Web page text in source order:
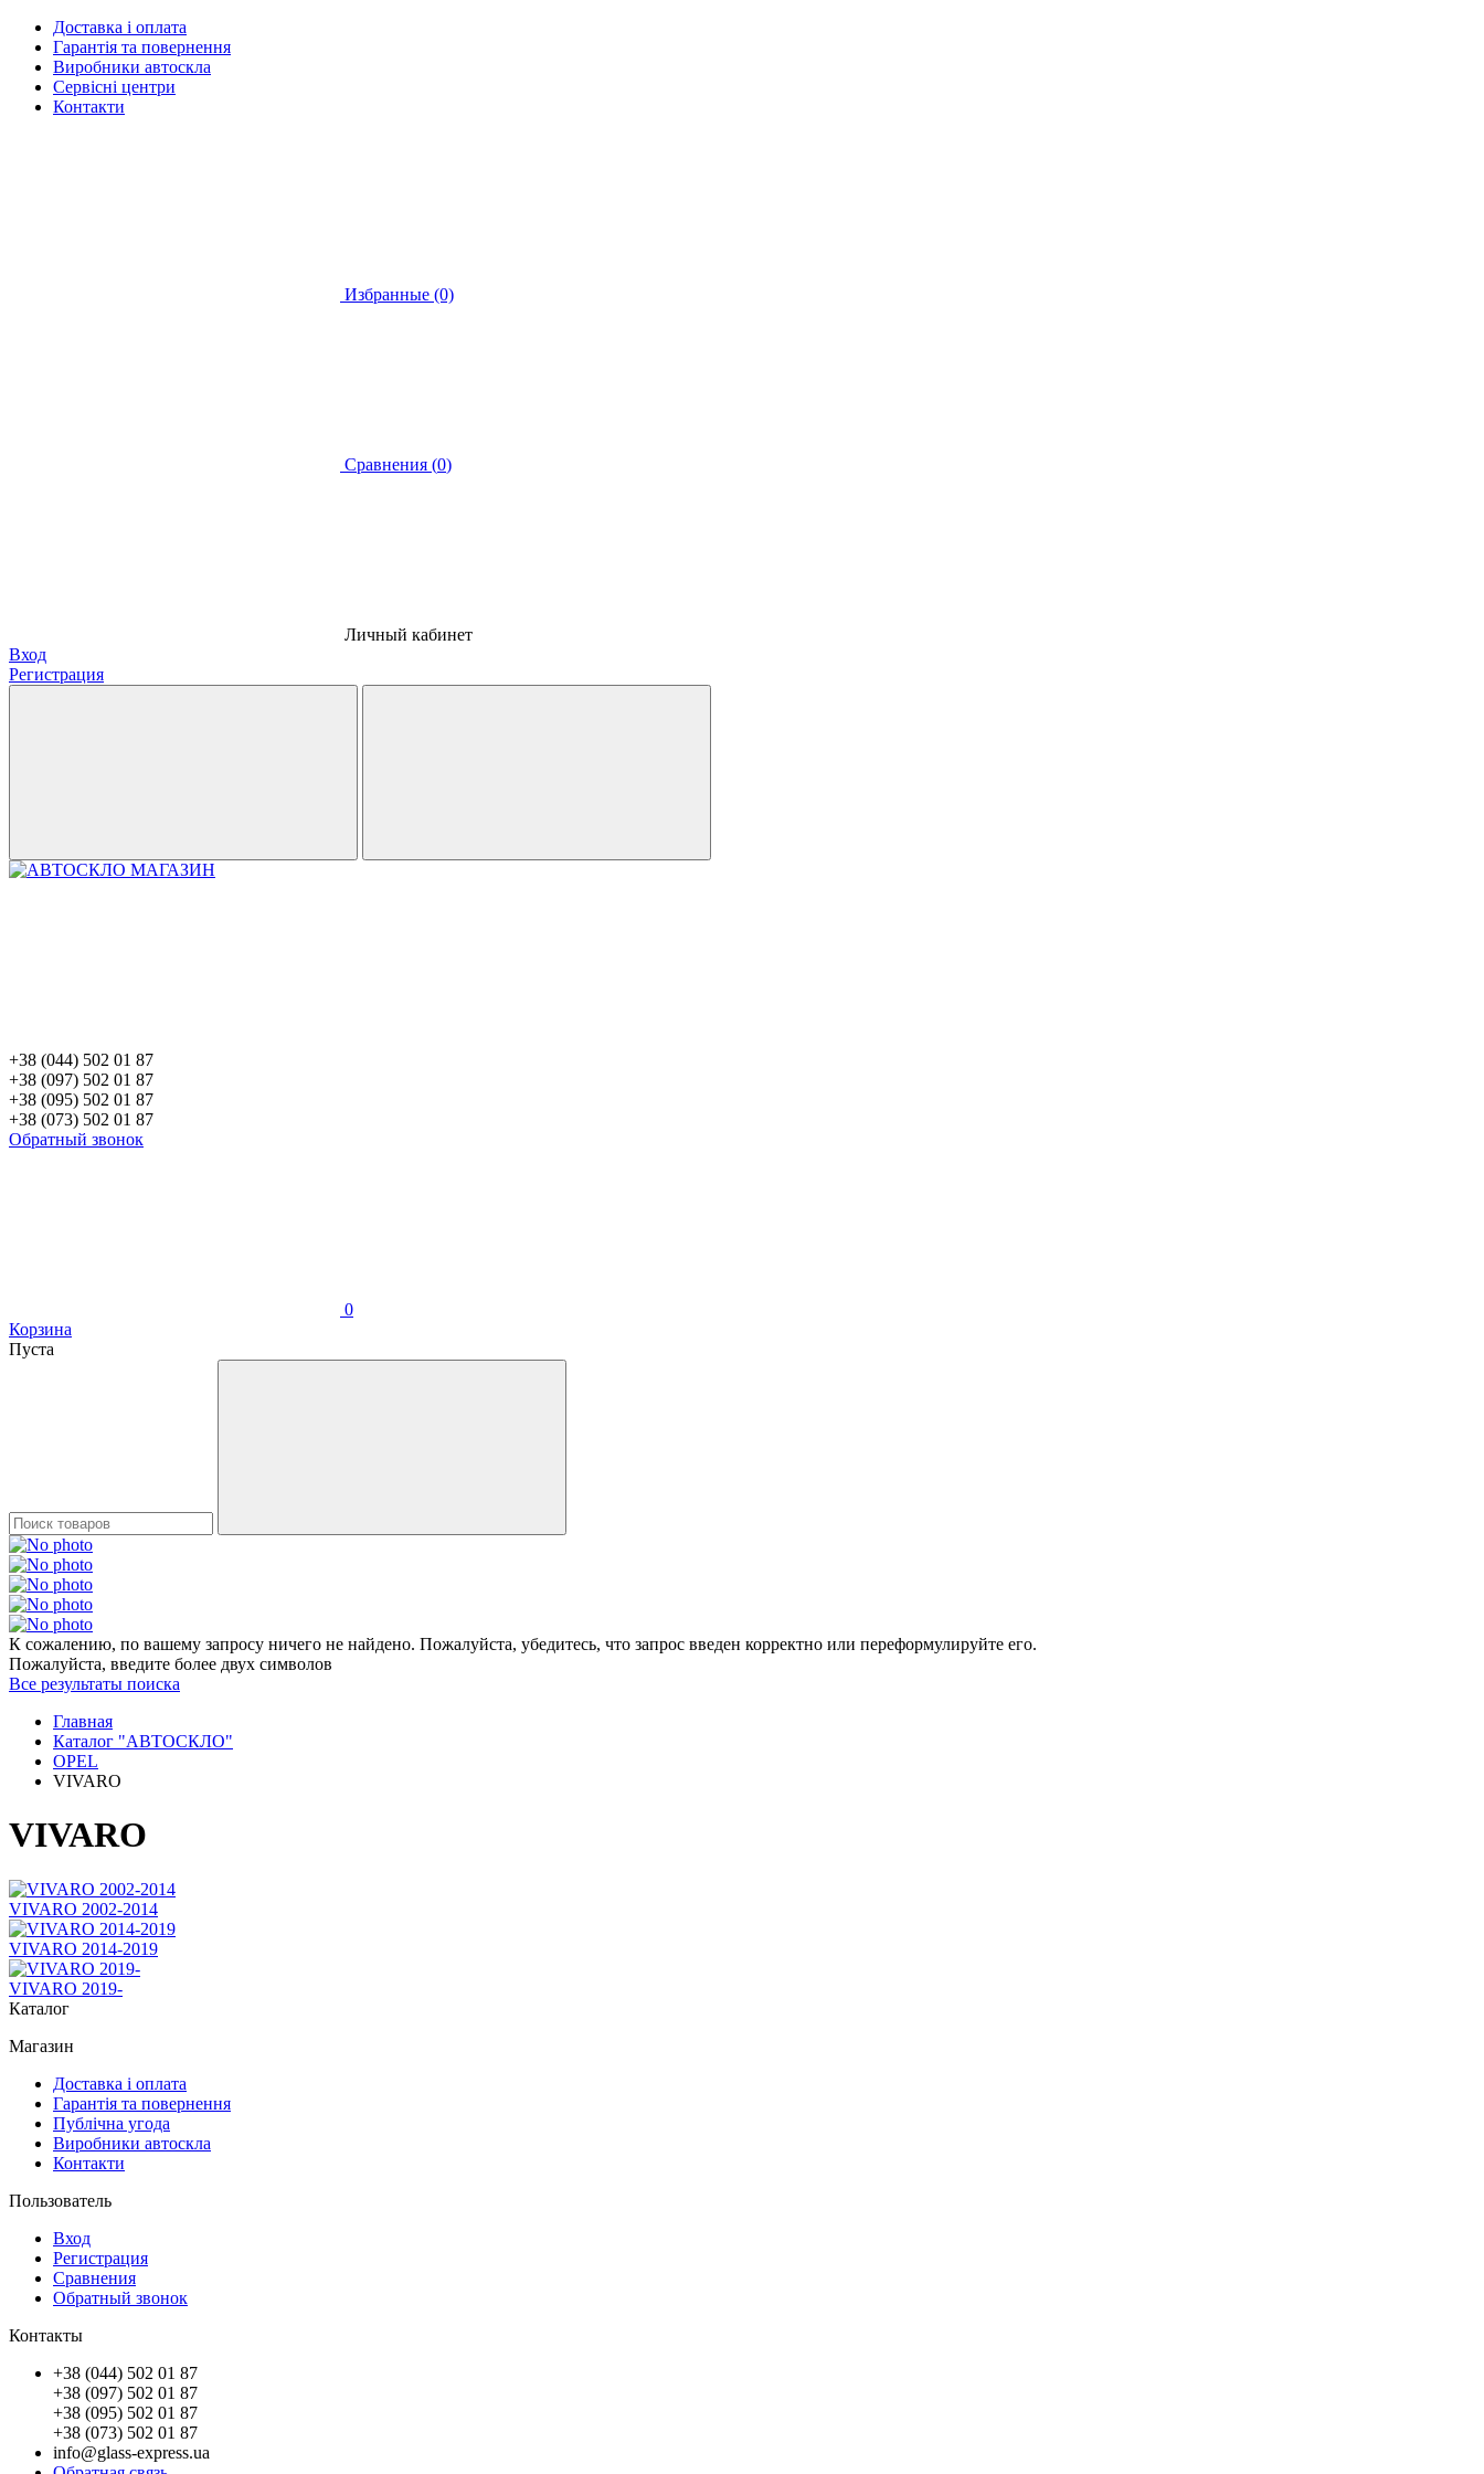
Доставка і оплата
Гарантія та повернення
Виробники автоскла
Сервісні центри
Контакти
Избранные (0)
Сравнения (0)
Личный кабинет
Вход
Регистрация
+38 (044) 502 01 87
+38 (097) 502 01 87
+38 (095) 502 01 87
+38 (073) 502 01 87
Обратный звонок
0
Корзина
Пуста
К сожалению, по вашему запросу ничего не найдено. Пожалуйста, убедитесь, что запрос введен корректно или переформулируйте его.
Пожалуйста, введите более двух символов
Все результаты поиска
Главная
Каталог "АВТОСКЛО"
OPEL
VIVARO
VIVARO
VIVARO 2002-2014
VIVARO 2014-2019
VIVARO 2019-
Каталог
Магазин
Доставка і оплата
Гарантія та повернення
Публічна угода
Виробники автоскла
Контакти
Пользователь
Вход
Регистрация
Сравнения
Обратный звонок
Контакты
+38 (044) 502 01 87
+38 (097) 502 01 87
+38 (095) 502 01 87
+38 (073) 502 01 87
info@glass-express.ua